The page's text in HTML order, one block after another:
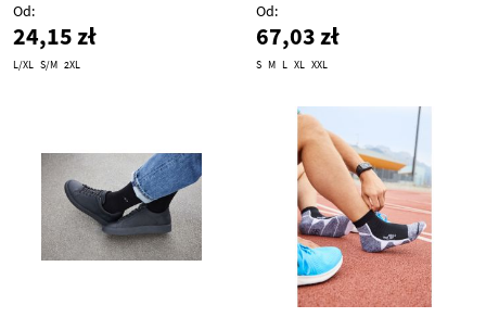
Od
24,15 zł
L/XL S/M 2XL
Od
67,03 zł
S M L XL XXL